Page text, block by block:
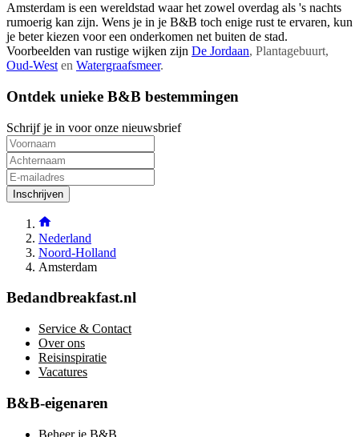
Amsterdam is een wereldstad waar het zowel overdag als 's nachts
rumoerig kan zijn. Wens je in je B&B toch enige rust te ervaren, kun
je beter kiezen voor een onderkomen net buiten de stad.
Voorbeelden van rustige wijken zijn De Jordaan, Plantagebuurt,
Oud-West en Watergraafsmeer.
Ontdek unieke B&B bestemmingen
Schrijf je in voor onze nieuwsbrief
Inschrijven
Nederland
Noord-Holland
Amsterdam
Bedandbreakfast.nl
Service & Contact
Over ons
Reisinspiratie
Vacatures
B&B-eigenaren
Beheer je B&B